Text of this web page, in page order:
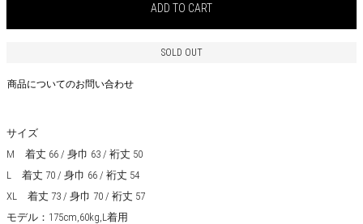
ADD TO CART
SOLD OUT
商品についてのお問い合わせ
サイズ
M 着丈 66 / 身巾 63 / 裄丈 50
L 着丈 70 / 身巾 66 / 裄丈 54
XL 着丈 73 / 身巾 70 / 裄丈 57
モデル：175cm,60kg,L着用